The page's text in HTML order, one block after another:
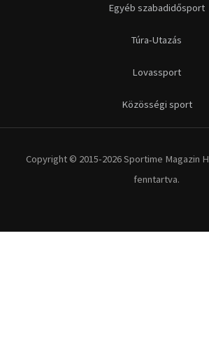
Egyéb szabadidősport
Túra-Utazás
Lovassport
Közösségi sport
Copyright © 2015-2026 Sportime Magazin
fenntartva.